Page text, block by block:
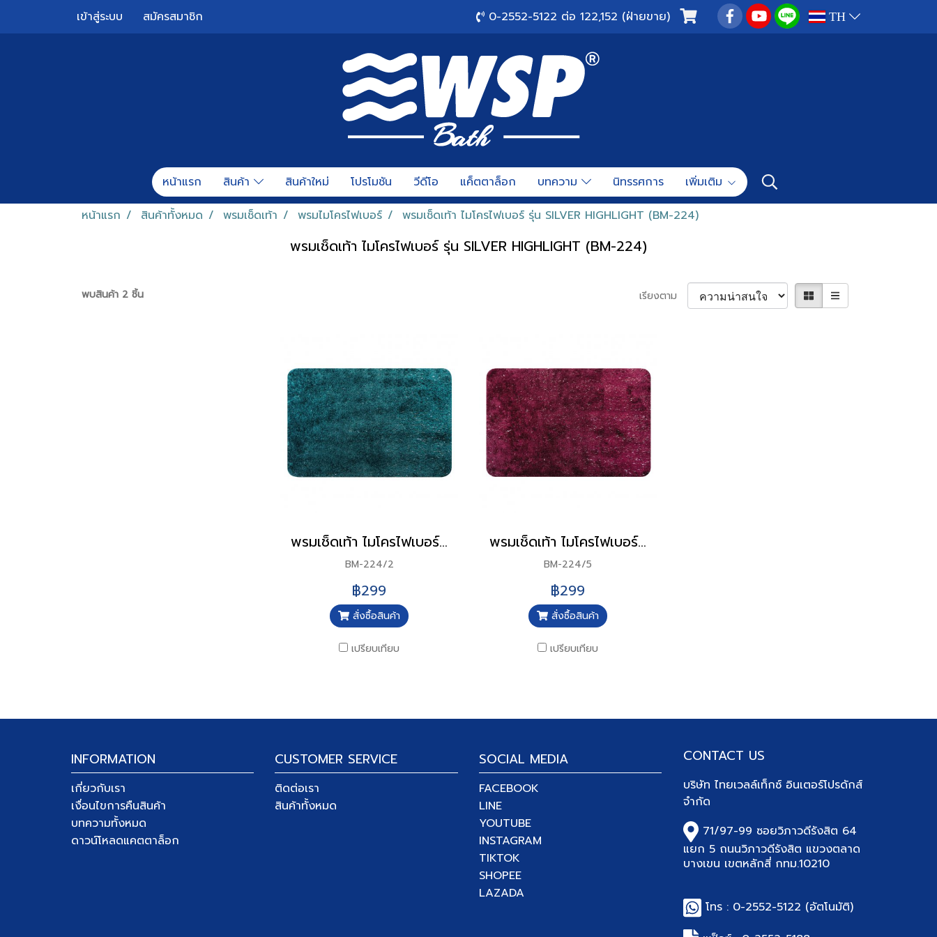
เข้าสู่ระบบ สมัครสมาชิก 0-2552-5122 ต่อ 122,152 (ฝ่ายขาย) TH
หน้าแรก สินค้า สินค้าใหม่ โปรโมชัน วีดีโอ แค็ตตาล็อก บทความ นิทรรศการ
เพิ่มเติม
หน้าแรก
สินค้าทั้งหมด พรมเช็ดเท้า พรมไมโครไฟเบอร์ พรมเช็ดเท้า ไมโครไฟเบอร์ รุ่น SILVER HIGHLIGHT (BM-224)
พรมเช็ดเท้า ไมโครไฟเบอร์ รุ่น SILVER HIGHLIGHT (BM-224)
พบสินค้า 2 ชิ้น เรียงตาม
พรมเช็ดเท้า ไมโครไฟเบอร์ รุ่น SILVER HIGHLIGHT ขนาด 65x45 ซม.
BM-224/2
฿299
สั่งซื้อสินค้า
เปรียบเทียบ
พรมเช็ดเท้า ไมโครไฟเบอร์ รุ่น SILVER HIGHLIGHT ขนาด 65x45 ซม.
BM-224/5
฿299
สั่งซื้อสินค้า
เปรียบเทียบ
INFORMATION
เกี่ยวกับเรา
เงื่อนไขการคืนสินค้า
บทความทั้งหมด
ดาวน์โหลดแคตตาล็อก
CUSTOMER SERVICE
ติดต่อเรา
สินค้าทั้งหมด
SOCIAL MEDIA
FACEBOOK
LINE
YOUTUBE
INSTAGRAM
TIKTOK
SHOPEE
LAZADA
CONTACT US
บริษัท ไทยเวลล์เท็กซ์ อินเตอร์โปรดักส์
จำกัด
71/97-99 ซอยวิภาวดีรังสิต 64
แยก 5 ถนนวิภาวดีรังสิต แขวงตลาด
บางเขน เขตหลักสี่ กทม.10210
โทร : 0-2552-5122 (อัตโนมัติ)